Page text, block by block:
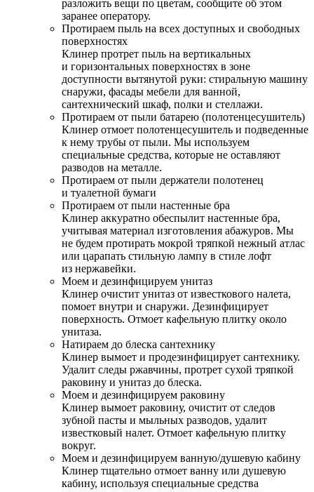
разложить вещи по цветам, сообщите об этом
заранее оператору.
Протираем пыль на всех доступных и свободных
поверхностях
Клинер протрет пыль на вертикальных
и горизонтальных поверхностях в зоне
доступности вытянутой руки: стиральную машину
снаружи, фасады мебели для ванной,
сантехнический шкаф, полки и стеллажи.
Протираем от пыли батарею (полотенцесушитель)
Клинер отмоет полотенцесушитель и подведенные
к нему трубы от пыли. Мы используем
специальные средства, которые не оставляют
разводов на металле.
Протираем от пыли держатели полотенец
и туалетной бумаги
Протираем от пыли настенные бра
Клинер аккуратно обеспылит настенные бра,
учитывая материал изготовления абажуров. Мы
не будем протирать мокрой тряпкой нежный атлас
или царапать стильную лампу в стиле лофт
из нержавейки.
Моем и дезинфицируем унитаз
Клинер очистит унитаз от известкового налета,
помоет внутри и снаружи. Дезинфицирует
поверхность. Отмоет кафельную плитку около
унитаза.
Натираем до блеска сантехнику
Клинер вымоет и продезинфицирует сантехнику.
Удалит следы ржавчины, протрет сухой тряпкой
раковину и унитаз до блеска.
Моем и дезинфицируем раковину
Клинер вымоет раковину, очистит от следов
зубной пасты и мыльных разводов, удалит
известковый налет. Отмоет кафельную плитку
вокруг.
Моем и дезинфицируем ванную/душевую кабину
Клинер тщательно отмоет ванну или душевую
кабину, используя специальные средства